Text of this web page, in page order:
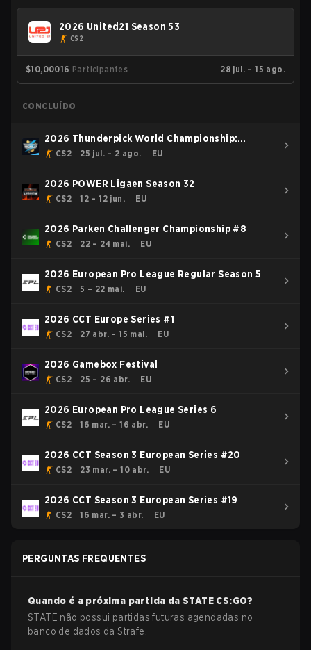
2026 United21 Season 53
CS2
$10,00016 Participantes 28 jul. – 15 ago.
CONCLUÍDO
2026 Thunderpick World Championship:
European Series #2
CS2 25 jul. – 2 ago. EU
2026 POWER Ligaen Season 32
CS2 12 – 12 jun. EU
2026 Parken Challenger Championship #8
CS2 22 – 24 mai. EU
2026 European Pro League Regular Season 5
CS2 5 – 22 mai. EU
2026 CCT Europe Series #1
CS2 27 abr. – 15 mai. EU
2026 Gamebox Festival
CS2 25 – 26 abr. EU
2026 European Pro League Series 6
CS2 16 mar. – 16 abr. EU
2026 CCT Season 3 European Series #20
CS2 23 mar. – 10 abr. EU
2026 CCT Season 3 European Series #19
CS2 16 mar. – 3 abr. EU
PERGUNTAS FREQUENTES
Quando é a próxima partida da STATE CS:GO?
STATE não possui partidas futuras agendadas no
banco de dados da Strafe.